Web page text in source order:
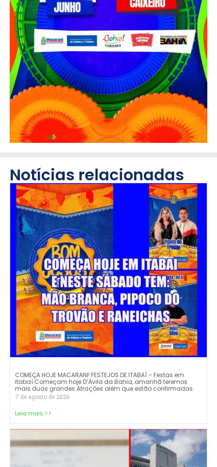
Notícias relacionadas
COMEÇA HOJE MACARANI! FESTEJOS DE ITABAÍ – Festas em
Itabaí Começam hoje D’Ávila da Bahia, amanhã teremos
mais duas grandes Atrações além que estão confirmadas.
7 de agosto de 2026
Leia mais >>